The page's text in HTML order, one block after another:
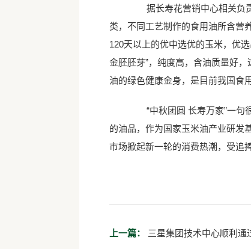
据长寿花营销中心相关负责
类，不同工艺制作的食用油所含营
120天以上的优中选优的玉米，优
金胚胚芽”，纯度高，含油质量好
油的绿色健康金身，是目前我国食
“中秋团圆 长寿万家”一句
的油品，作为国家玉米油产业研发
市场掀起新一轮的消费热潮，受追
上一篇： 三星集团技术中心顺利通